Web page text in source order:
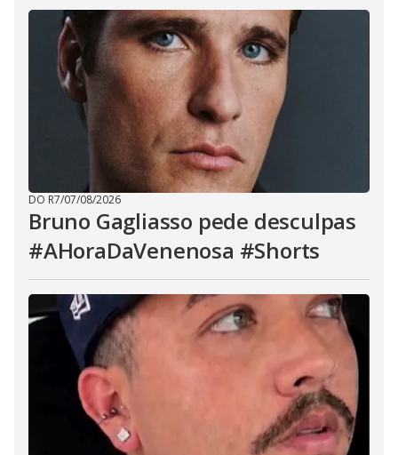
DO R7/07/08/2026
Bruno Gagliasso pede desculpas
#AHoraDaVenenosa #Shorts